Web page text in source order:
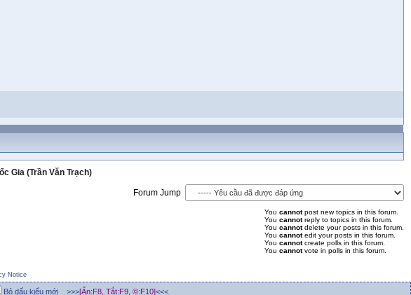
Gia (Trần Văn Trạch)
Forum Jump
You cannotpost new topics in this forum.
You cannotreply to topics in this forum.
You cannotdelete your posts in this forum.
You cannotedit your posts in this forum.
You cannotcreate polls in this forum.
You cannotvote in polls in this forum.
Notice
Bỏ dấu kiểu mới >>>[Ẩn:F8, Tắt:F9, ©:F10]<<<